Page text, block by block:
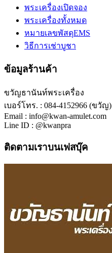
พระเครื่องเปิดจอง
พระเครื่องทั้งหมด
หมายเลขพัสดุEMS
วิธีการเช่าบูชา
ข้อมูลร้านค้า
ขวัญธานันท์พระเครื่อง
เบอร์โทร. : 084-4152966 (ขวัญ)
Email : info@kwan-amulet.com
Line ID : @kwanpra
ติดตามเราบนเฟสบุ๊ค